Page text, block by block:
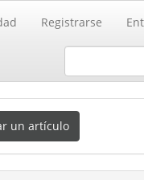
Registrarse
un artículo